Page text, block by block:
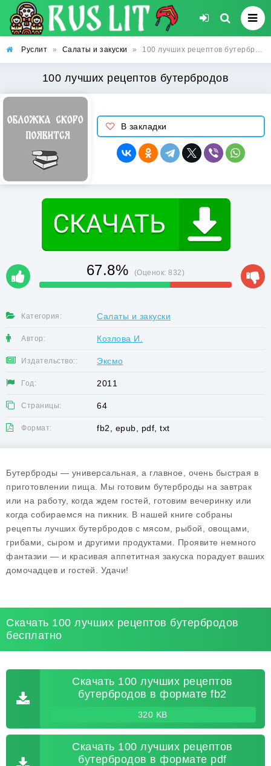
Руслит » Салаты и закуски » 100 лучших рецептов бутербродов
100 лучших рецептов бутербродов
В закладки
67.8% (Оценок:832)
Категория: Салаты и закуски
Автор: Козлова И.
Издательство:: Эксмо
Год: 2011
Страницы: 64
Формат: fb2, epub, pdf, txt
Бутерброды — универсальная, а главное, очень быстрая в
приготовлении пища. Мы готовим бутерброды на завтрак
или на работу, когда ждем гостей, готовим вечеринку или
когда собираемся на пикник. В нашей книге собраны
рецепты лучших бутербродов с мясом, рыбой, овощами,
грибами, сыром и другими продуктами. Проявите немного
фантазии — и красивая аппетитная закуска порадует ваших
домочадцев и гостей. Удачи!
Скачать 100 лучших рецептов бутербродов
бесплатно
Скачать 100 лучших рецептов
бутербродов в формате fb2
320 KB
Скачать 100 лучших рецептов
бутербродов в формате pdf